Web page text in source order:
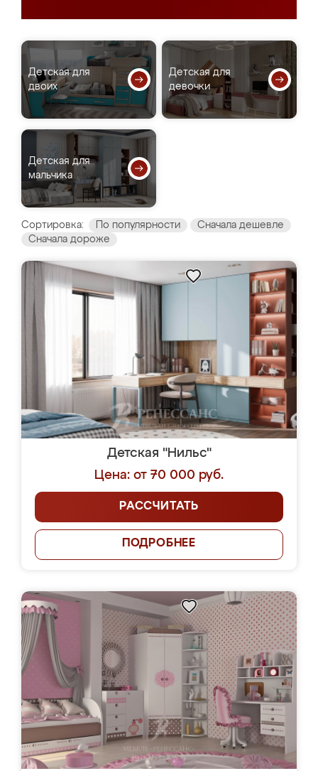
Детская для
двоих
Детская для
девочки
Детская для
мальчика
Сортировка: По популярности
Сначала дешевле
Сначала дороже
Детская "Нильс"
Цена: от 70 000 руб.
РАССЧИТАТЬ
ПОДРОБНЕЕ